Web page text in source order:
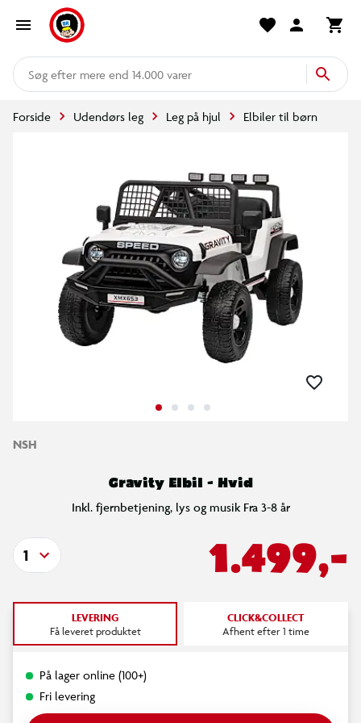
mere end 14.000 varer
Forside Udendørs leg Leg på hjul Elbiler til børn
NSH
Gravity Elbil - Hvid
Inkl. fjernbetjening, lys og musik Fra 3-8 år
1.499,-
1
LEVERING
Få leveret produktet
CLICK&COLLECT
Afhent efter 1 time
På lager online (100+)
Fri levering